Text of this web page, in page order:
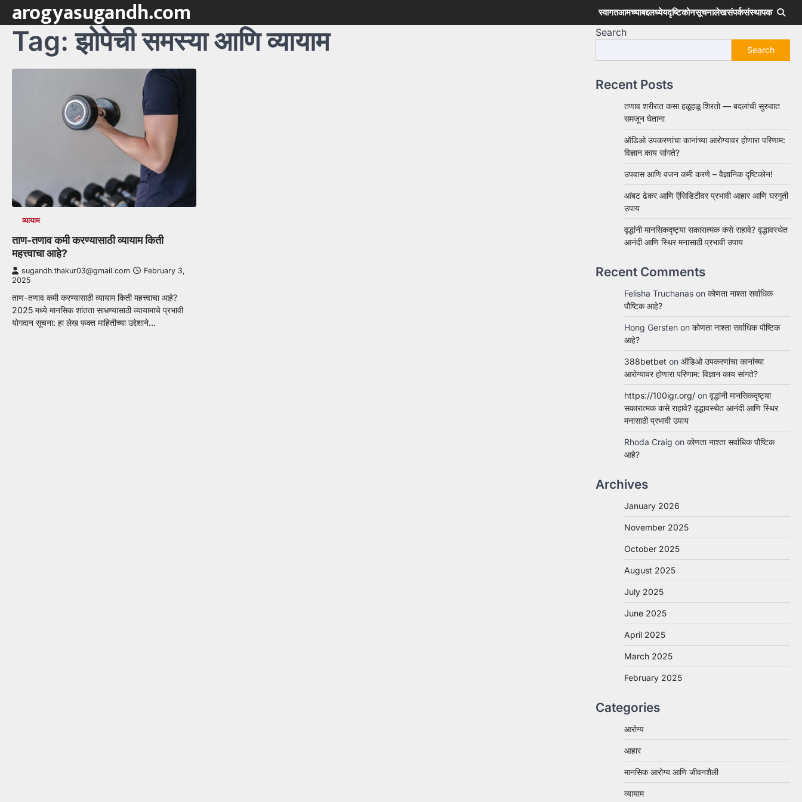
Skip
content
arogyasugandh.com स्वागतआमच्याबद्दलध्येयदृष्टिकोनसूचनालेखसंपर्कसंस्थापक
Tag:झोपेची समस्या आणि व्यायाम
व्यायाम
ताण-तणाव कमी करण्यासाठी व्यायाम किती
महत्त्वाचा आहे?
sugandh.thakur03@gmail.com
February 3,
2025
ताण-तणाव कमी करण्यासाठी व्यायाम किती महत्त्वाचा आहे?
2025 मध्ये मानसिक शांतता साधण्यासाठी व्यायामाचे प्रभावी
योगदान सूचना: हा लेख फक्त माहितीच्या उद्देशाने…
Search
Search
Recent Posts
तणाव शरीरात कसा हळूहळू शिरतो — बदलांची सुरुवात
समजून घेताना
ऑडिओ उपकरणांचा कानांच्या आरोग्यावर होणारा परिणाम:
विज्ञान काय सांगते?
उपवास आणि वजन कमी करणे – वैज्ञानिक दृष्टिकोन!
आंबट ढेकर आणि ऍसिडिटीवर प्रभावी आहार आणि घरगुती
उपाय
वृद्धांनी मानसिकदृष्ट्या सकारात्मक कसे राहावे? वृद्धावस्थेत
आनंदी आणि स्थिर मनासाठी प्रभावी उपाय
Recent Comments
Felisha Truchanas on कोणता नाश्ता सर्वाधिक
पौष्टिक आहे?
Hong Gersten on कोणता नाश्ता सर्वाधिक पौष्टिक
आहे?
388betbet on ऑडिओ उपकरणांचा कानांच्या
आरोग्यावर होणारा परिणाम: विज्ञान काय सांगते?
https://100igr.org/ on वृद्धांनी मानसिकदृष्ट्या
सकारात्मक कसे राहावे? वृद्धावस्थेत आनंदी आणि स्थिर
मनासाठी प्रभावी उपाय
Rhoda Craig on कोणता नाश्ता सर्वाधिक पौष्टिक
आहे?
Archives
January 2026
November 2025
October 2025
August 2025
July 2025
June 2025
April 2025
March 2025
February 2025
Categories
आरोग्य
आहार
मानसिक आरोग्य आणि जीवनशैली
व्यायाम